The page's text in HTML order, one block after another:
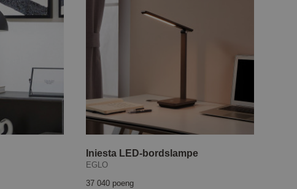
Iniesta LED-bordslampe
EGLO
37 040 poeng